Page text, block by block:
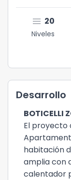
menu 20
Niveles
Desarrollo
BOTICELLI
El proyecto
habitación
amplia con
calentador